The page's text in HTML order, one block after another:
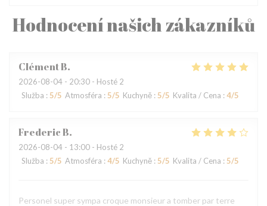
Hodnocení našich zákazníků
ClémentB
2026-08-04 - 20:30 - Hosté 2
Služba : 5/5 Atmosféra : 5/5 Kuchyně : 5/5 Kvalita / Cena : 4/5
FredericB
2026-08-04 - 13:00 - Hosté 2
Služba : 5/5 Atmosféra : 4/5 Kuchyně : 5/5 Kvalita / Cena : 5/5
Personel super sympa croque monsieur a tomber par terre